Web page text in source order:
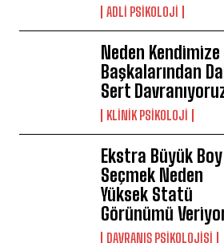
ADLI PSIKOLOJI
Neden Kendimize
Başkalarından
Sert
KLINIK PSIKOLOJI
Ekstra Büyük Boy
Seçmek Neden
Yüksek Statü
Görünümü
DAVRANIŞ PSIKOLOJISI